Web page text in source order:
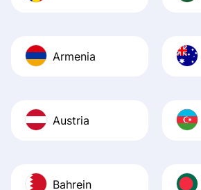
Armenia
Austria
Bahrein